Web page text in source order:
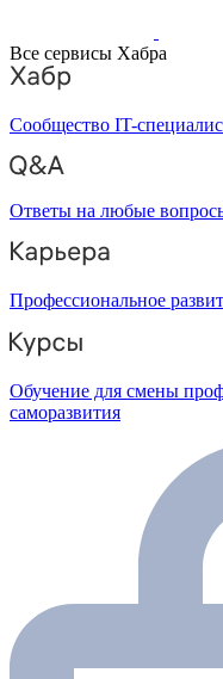
Все сервисы Хабра
Сообщество IT-
Ответы на любые
Профессиональное
Обучение для смены
саморазвития